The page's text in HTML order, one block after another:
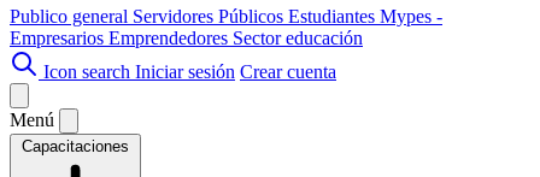
Publico general Servidores Públicos Estudiantes Mypes -
Empresarios Emprendedores Sector educación
Icon search Iniciar sesión Crear cuenta
Menú
Capacitaciones